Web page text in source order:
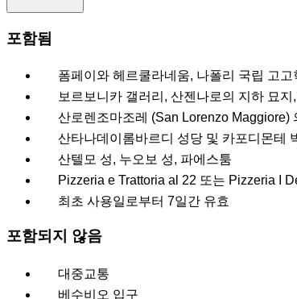
포함됨
폼페이와 헤르쿨라네움, 나폴리 국립 고
보르보니카 갤러리, 산젠나로의 지하 묘지
산로렌조마조레 (San Lorenzo Maggiore)
산타나데이롬바르디 성당 및 카포디몬테
산텔모 성, 누오보 성, 파에스툼
Pizzeria e Trattoria al 22 또는 Pizzeria I
최초 사용일로부터 7일간 유효
포함되지 않음
대중교통
베수비오 입구